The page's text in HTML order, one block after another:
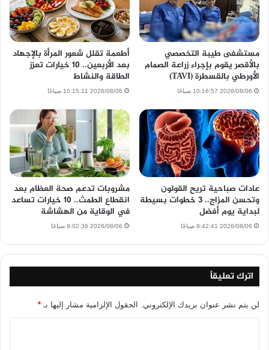
مستشفى طيبة التخصصي
بالأقصر يقوم بإجراء زراعة الصمام
الأورطي بالقسطرة (TAVI)
2026/08/06 10:16:57 صباحًا
أطعمة تقلل شعور المرأة بالإجهاد
بعد الأربعين.. 10 خيارات تعزز
الطاقة والنشاط
2026/08/06 10:15:11 صباحًا
عادات صباحية تريح القولون
وتحسن المزاج.. 3 خطوات بسيطة
لبداية يوم أفضل
2026/08/06 9:42:41 صباحًا
مشروبات تدعم صحة العظام بعد
انقطاع الطمث.. 10 خيارات تساعد
في الوقاية من الهشاشة
2026/08/06 9:02:36 صباحًا
اترك تعليقاً
لن يتم نشر عنوان بريدك الإلكتروني. الحقول الإلزامية مشار إليها بـ *